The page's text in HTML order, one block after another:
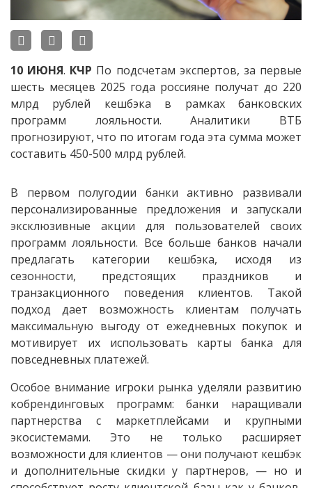
10 ИЮНЯ. КЧР По подсчетам экспертов, за первые
шесть месяцев 2025 года россияне получат до 220
млрд рублей кешбэка в рамках банковских
программ лояльности. Аналитики ВТБ
прогнозируют, что по итогам года эта сумма может
составить 450-500 млрд рублей.
В первом полугодии банки активно развивали
персонализированные предложения и запускали
эксклюзивные акции для пользователей своих
программ лояльности. Все больше банков начали
предлагать категории кешбэка, исходя из
сезонности, предстоящих праздников и
транзакционного поведения клиентов. Такой
подход дает возможность клиентам получать
максимальную выгоду от ежедневных покупок и
мотивирует их использовать карты банка для
повседневных платежей.
Особое внимание игроки рынка уделяли развитию
кобрендинговых программ: банки наращивали
партнерства с маркетплейсами и крупными
экосистемами. Это не только расширяет
возможности для клиентов — они получают кешбэк
и дополнительные скидки у партнеров, — но и